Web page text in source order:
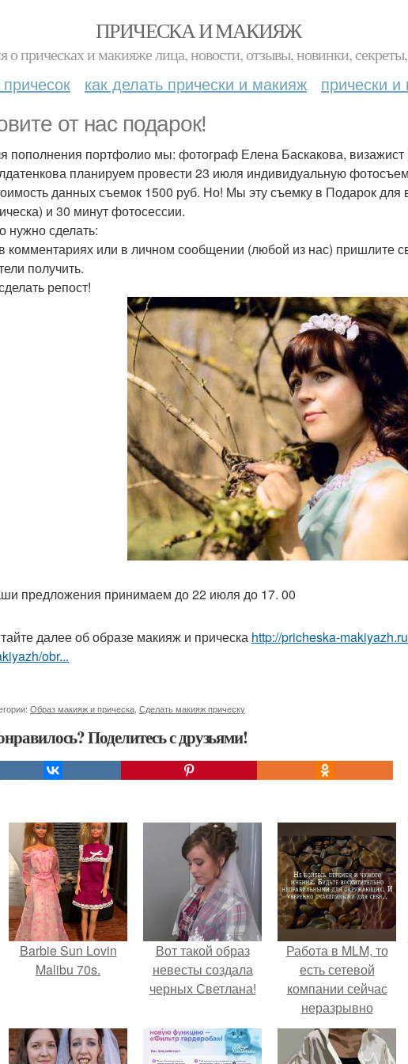
ПРИЧЕСКА И МАКИЯЖ
о прическах и макияже лица, новости, отзывы, новинки,
как делать прически и макияж прически
от нас подарок!
пополнения портфолио мы: фотограф Елена Баскакова,
планируем провести 23 июля индивидуальную
данных съемок 1500 руб. Но! Мы эту съемку в Подарок
и 30 минут фотосессии.
нужно сделать:
комментариях или в личном сообщении (любой из нас) пришлите
получить.
репост!
предложения принимаем до 22 июля до 17. 00
далее об образе макияж и прическа http://pricheska-
obr...
Образ макияж и прическа Сделать макияж прическу
Поделитесь с друзьями!
Barbie Sun Lovin
Malibu 70s.
Вот такой образ
невесты создала
черных Светлана!
Работа в MLM, то
есть сетевой
компании сейчас
неразрывно
связана с создание
своего контента,